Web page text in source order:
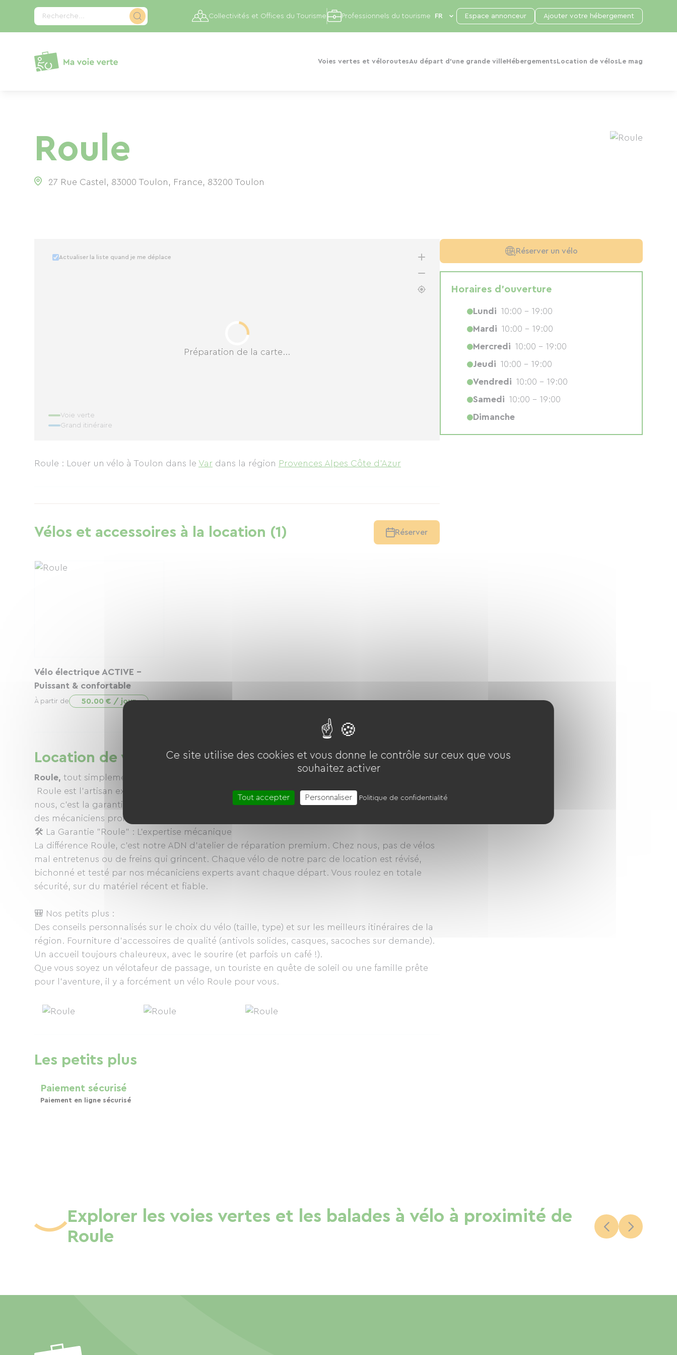
Recherche...
Voies vertes et véloroutesAu départ d'une grande ville Hébergements Location de vélos Le mag
Collectivités et Offices du Tourisme Professionnels du tourisme Espace annonceur Ajouter votre hébergement
Roule
27 Rue Castel, 83000 Toulon, France, 83200 Toulon
Préparation de la carte...
Actualiser la liste quand je me déplace
Voie verte
Grand itinéraire
Roule : Louer un vélo à Toulon dans le Var dans la région Provences Alpes Côte d'Azur
Vélos et accessoires à la location (1) Réserver
Vélo électrique ACTIVE -
Puissant & confortable
À partir de 50.00 € / jour
Location de vélos à Roule
Roule, tout simplement !
Roule est l'artisan expert indépendant du vélo sur le bassin toulonnais. Louer un vélo chez
nous, c'est la garantie de partir sur une machine haut de gamme, réglée et chouchoutée par
des mécaniciens professionnels.
🛠️ La Garantie "Roule" : L'expertise mécanique
La différence Roule, c'est notre ADN d'atelier de réparation premium. Chez nous, pas de vélos
mal entretenus ou de freins qui grincent. Chaque vélo de notre parc de location est révisé,
bichonné et testé par nos mécaniciens experts avant chaque départ. Vous roulez en totale
sécurité, sur du matériel récent et fiable.
🎒 Nos petits plus :
Des conseils personnalisés sur le choix du vélo (taille, type) et sur les meilleurs itinéraires de la
région. Fourniture d'accessoires de qualité (antivols solides, casques, sacoches sur demande).
Un accueil toujours chaleureux, avec le sourire (et parfois un café !).
Que vous soyez un vélotafeur de passage, un touriste en quête de soleil ou une famille prête
pour l'aventure, il y a forcément un vélo Roule pour vous.
Les petits plus
Paiement sécurisé
Paiement en ligne sécurisé
Réserver un vélo
Horaires d'ouverture
Lundi 10:00 - 19:00
Mardi 10:00 - 19:00
Mercredi 10:00 - 19:00
Jeudi 10:00 - 19:00
Vendredi 10:00 - 19:00
Samedi 10:00 - 19:00
Dimanche
Explorer les voies vertes et les balades à vélo à proximité de
Roule
Panneau de gestion des cookies
Ce site utilise des cookies et vous donne le contrôle sur ceux que vous
souhaitez activer
Tout accepter Personnaliser Politique de confidentialité